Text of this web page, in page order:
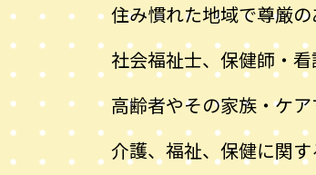
住み慣れた地域で尊厳
社会福祉士、保健師・
高齢者やその家族・ケ
介護、福祉、保健に関す